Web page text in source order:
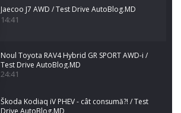
Jaecoo J7 AWD / Test Drive AutoBlog.MD
14:41
Noul Toyota RAV4 Hybrid GR SPORT AWD-i /
Test Drive AutoBlog.MD
24:41
Škoda Kodiaq iV PHEV - cât consumă?! / Test
Drive AutoBlog.MD